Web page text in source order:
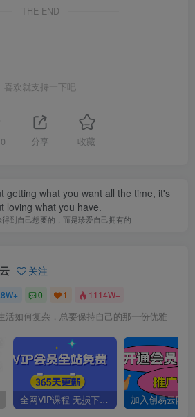
THE END
喜欢就支持一下吧
0 分享 收藏
getting what you want all the time, it's
loving what you have.
到自己想要的，而是珍爱自己拥有的
关注
0 1 1114W+
活如何复杂，总要保持自己的那一份优雅
全网VIP课程 无损下载~